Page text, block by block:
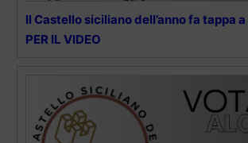
Il Castello siciliano dell’anno fa tappa
PER IL VIDEO